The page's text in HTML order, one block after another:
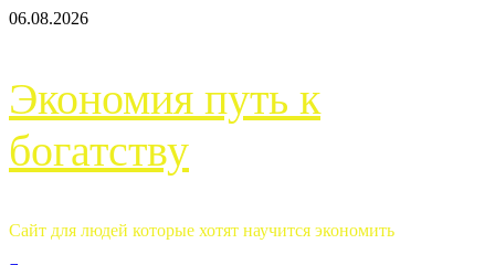
Перейти
06.08.2026
Экономия путь к
богатству
Сайт для людей которые хотят научится экономить